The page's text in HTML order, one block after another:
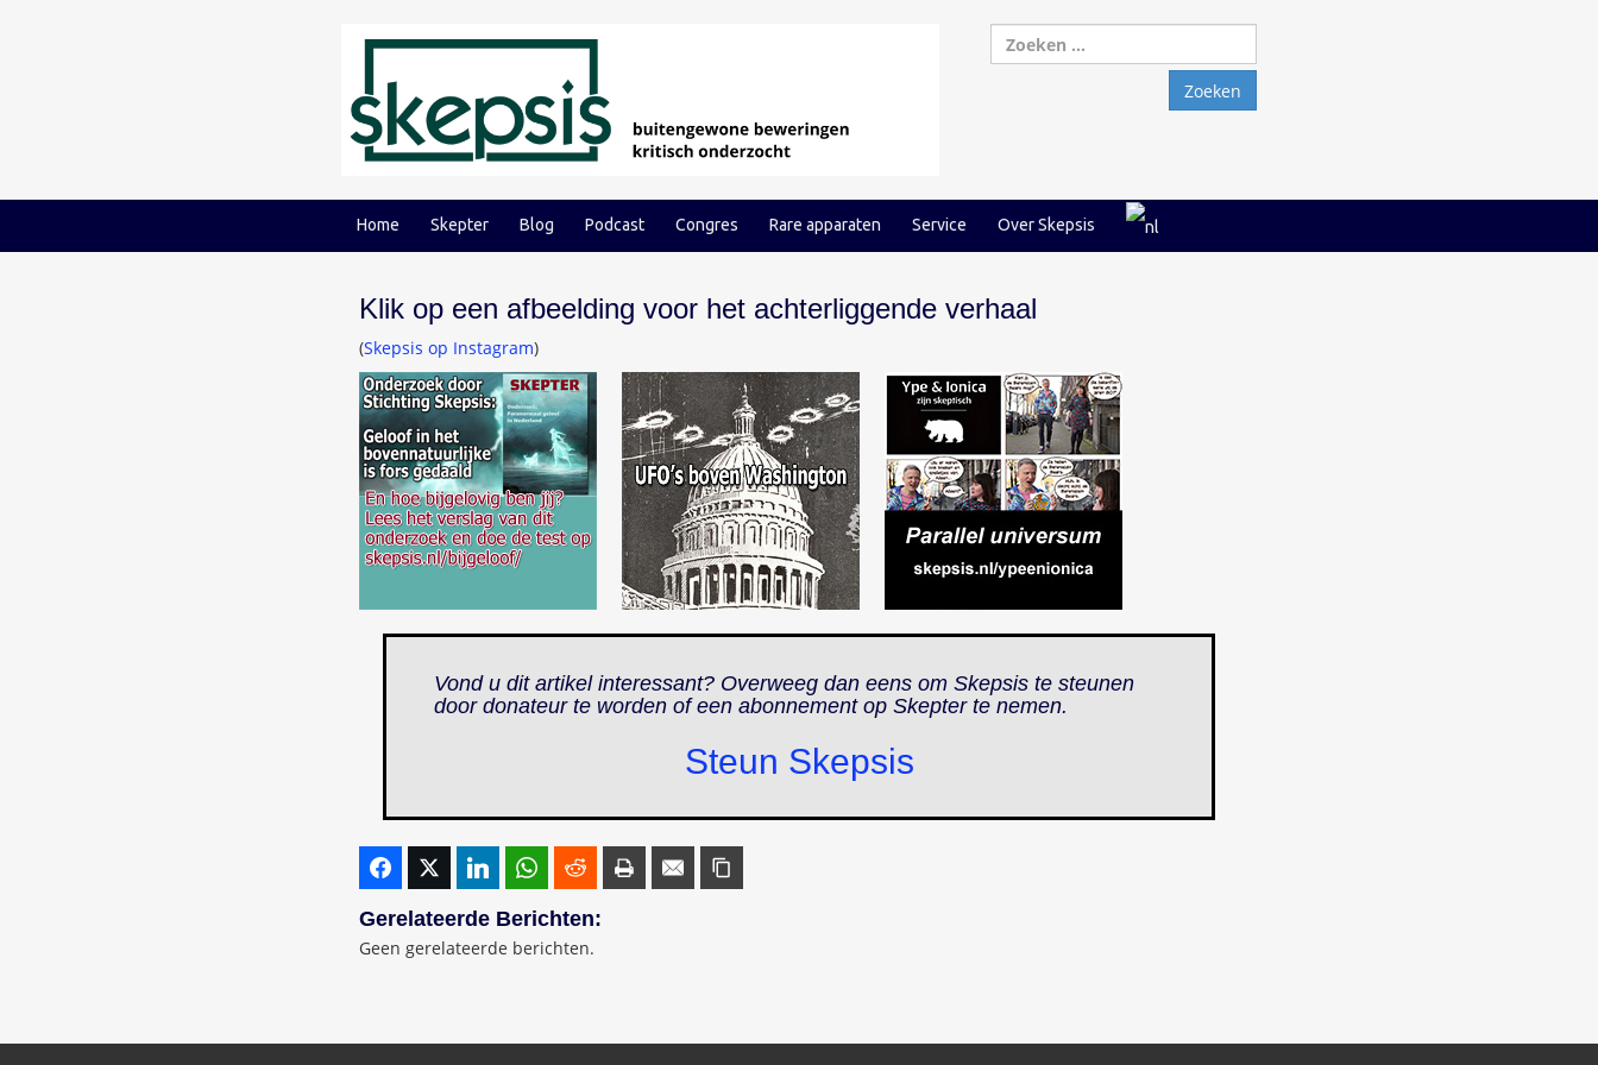
naar:
Home Skepter Blog Podcast Congres Rare apparaten Service Over Skepsis
Klik op een afbeelding voor het achterliggende verhaal
(Skepsis op Instagram)
Vond u dit artikel interessant? Overweeg dan eens om Skepsis te steunen
door donateur te worden of een abonnement op Skepterte nemen.
Steun Skepsis
Gerelateerde Berichten:
Geen gerelateerde berichten.